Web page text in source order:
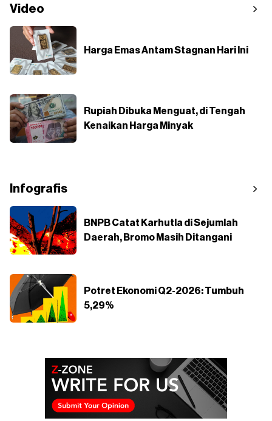
Video
Harga Emas Antam Stagnan Hari Ini
Rupiah Dibuka Menguat, di Tengah
Kenaikan Harga Minyak
Infografis
BNPB Catat Karhutla di Sejumlah
Daerah, Bromo Masih Ditangani
Potret Ekonomi Q2-2026: Tumbuh
5,29%